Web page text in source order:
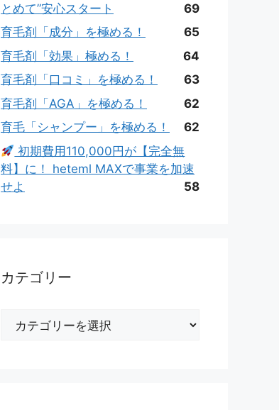
とめて”安心スタート
69
育毛剤「成分」を極める！
65
育毛剤「効果」極める！
64
育毛剤「口コミ」を極める！
63
育毛剤「AGA」を極める！
62
育毛「シャンプー」を極める！
62
初期費用110,000円が【完全無
料】に！ heteml MAXで事業を加速
せよ
58
カテゴリー